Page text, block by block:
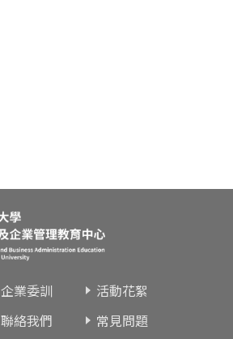
企業委訓
活動花絮
聯絡我們
常見問題